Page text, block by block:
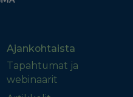
Ajankohtaista
Tapahtumat ja
webinaarit